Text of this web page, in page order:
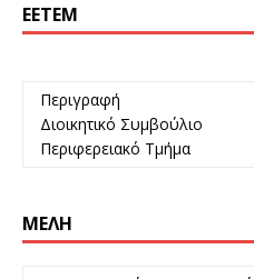
ΕΕΤΕΜ
Περιγραφή
Διοικητικό Συμβούλιο
Περιφερειακό Τμήμα
ΜΈΛΗ